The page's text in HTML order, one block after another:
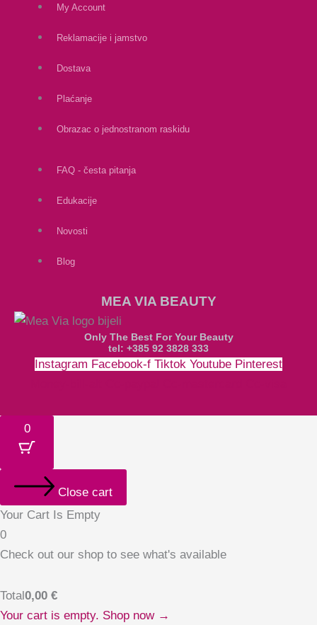
My Account
Reklamacije i jamstvo
Dostava
Plaćanje
Obrazac o jednostranom raskidu
FAQ - česta pitanja
Edukacije
Novosti
Blog
MEA VIA BEAUTY
Only The Best For Your Beauty
tel: +385 92 3828 333
Instagram Facebook-f Tiktok Youtube Pinterest
0
Close cart
Your Cart Is Empty
0
Check out our shop to see what's available
Total0,00 €
Your cart is empty. Shop now →